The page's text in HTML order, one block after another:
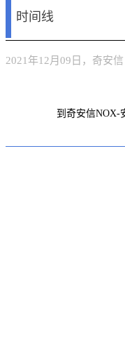
时间线
2021年12月09日，奇安
到奇安信NOX-